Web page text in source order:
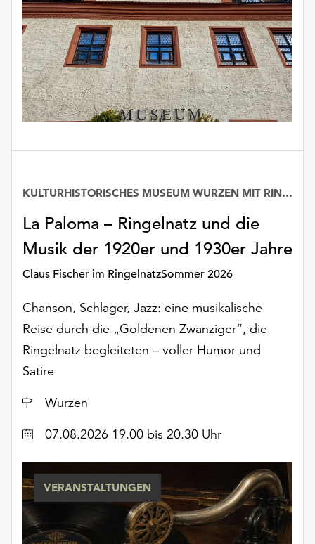
La Paloma – Ringelnatz und die
Musik der 1920er und 1930er Jahre
Claus Fischer im RingelnatzSommer 2026
KULTURHISTORISCHES MUSEUM WURZEN MIT RINGELNATZ-SAMMLUNG
Chanson, Schlager, Jazz: eine musikalische
Reise durch die „Goldenen Zwanziger“, die
Ringelnatz begleiteten – voller Humor und
Satire
Ort
Wurzen
Datum07.08.2026 19.00 bis 20.30 Uhr
VERANSTALTUNGEN